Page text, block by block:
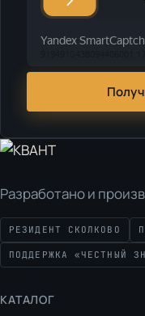
Разработано и
РЕЗИДЕНТ СКОЛКОВО
ПОДДЕРЖКА «ЧЕСТНЫЙ
КАТАЛОГ